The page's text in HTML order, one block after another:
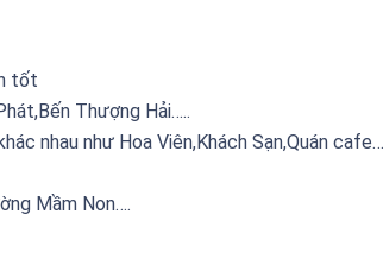
tốt
Thượng Hải…..
nhau như Hoa Viên,Khách Sạn,Quán
Mầm Non….